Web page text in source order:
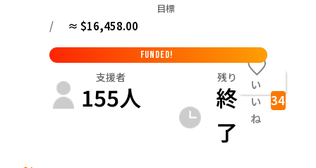
目標
/ ≈ $16,458.00
FUNDED!
支援者
155人
残り
終
了
い
い
ね
34